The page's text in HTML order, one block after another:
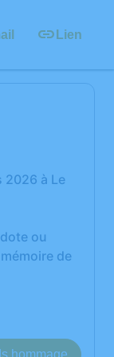
Lien
2026 à Le
ou
de
hommage